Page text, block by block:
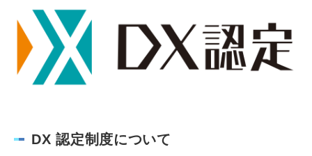
DX 認定制度について